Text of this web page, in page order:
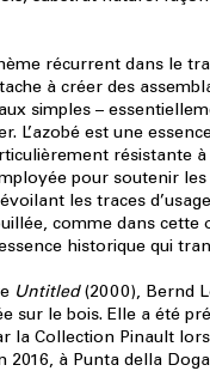
récurrent dans le
à créer des
simples –
L’azobé est une
résistante à
pour soutenir les
les traces
comme dans
historique qui
Untitled(2000), Bernd
sur le bois. Elle a été
la Collection Pinault
2016, à Punta della